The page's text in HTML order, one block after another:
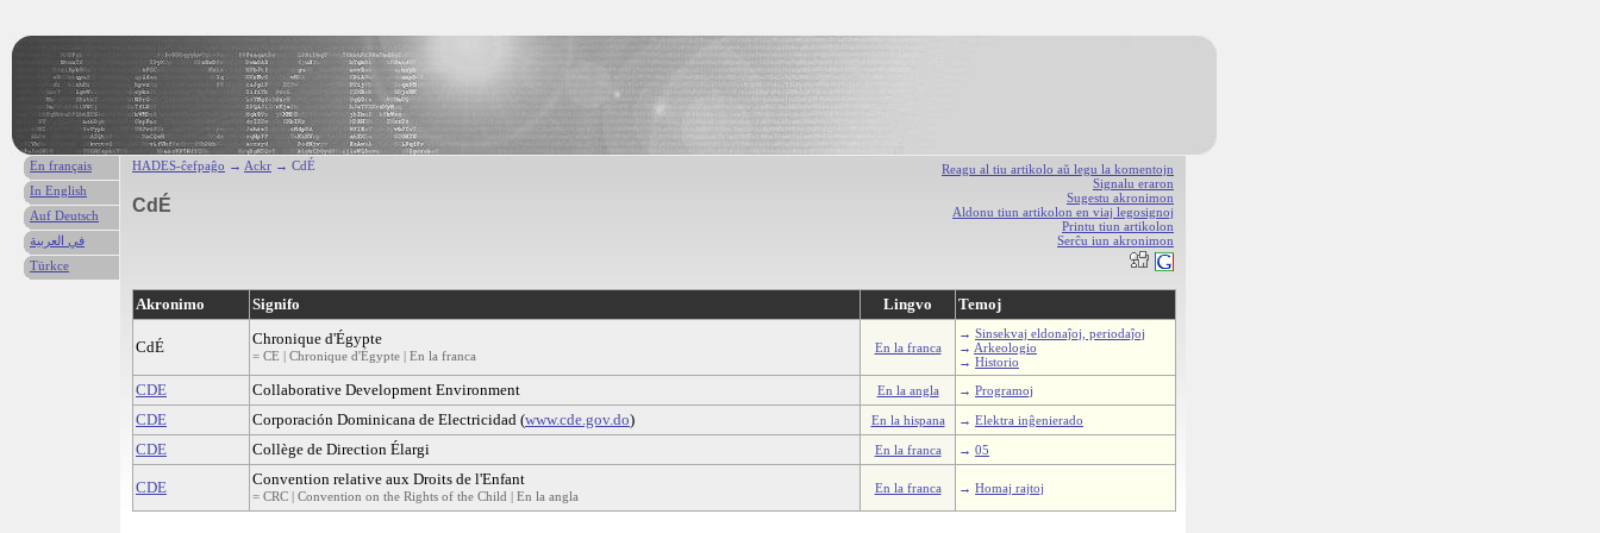
Reagu al tiu artikolo aŭ legu la komentojn
Signalu eraron
Sugestu akronimon
Aldonu tiun artikolon en viaj legosignoj
Printu tiun artikolon
Serĉu iun akronimon
HADES-ĉefpaĝo → Ackr → CdÉ
CdÉ
Akronimo Signifo Lingvo Temoj
CdÉ Chronique d'Égypte
= CE | Chronique d'Égypte | En la franca
En la franca
→ Sinsekvaj eldonaĵoj, periodaĵoj
→ Arkeologio
→ Historio
CDE Collaborative Development Environment En la angla → Programoj
CDE Corporación Dominicana de Electricidad (www.cde.gov.do) En la hispana → Elektra inĝenierado
CDE Collège de Direction Élargi En la franca → 05
CDE Convention relative aux Droits de l'Enfant
= CRC | Convention on the Rights of the Child | En la angla
En la franca → Homaj rajtoj
En français
In English
Auf Deutsch
في العربية
Türkce